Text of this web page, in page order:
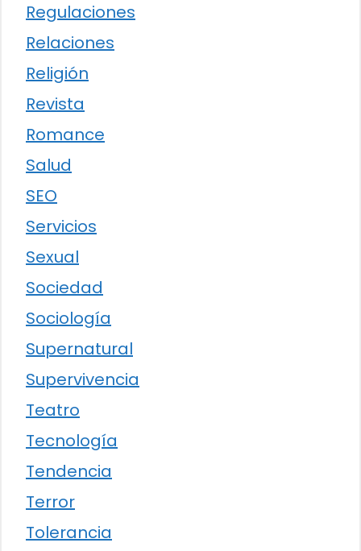
Regulaciones
Relaciones
Religión
Revista
Romance
Salud
SEO
Servicios
Sexual
Sociedad
Sociología
Supernatural
Supervivencia
Teatro
Tecnología
Tendencia
Terror
Tolerancia